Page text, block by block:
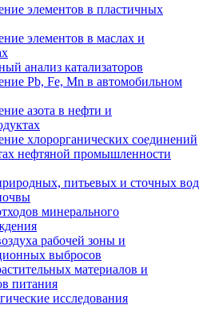
элементов в пластичных
элементов в маслах и
анализ катализаторов
Pb, Fe, Mn в автомобильном
азота в нефти и
хлорорганических соединений
нефтяной промышленности
питьевых и сточных вод
минерального
рабочей зоны и
выбросов
материалов и
питания
исследования